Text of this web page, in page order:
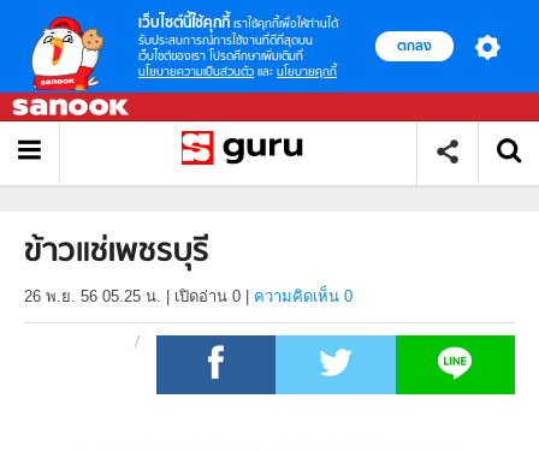
เว็บไซต์นี้ใช้คุกกี้ เราใช้คุกกี้เพื่อให้ท่านได้
รับประสบการณ์การใช้งานที่ดีที่สุดบน
เว็บไซต์ของเรา โปรดศึกษาเพิ่มเติมที่
นโยบายความเป็นส่วนตัว และ นโยบายคุกกี้
ตกลง
ข้าวแช่เพชรบุรี
26 พ.ย. 56 05.25 น. เปิดอ่าน 0 ความคิดเห็น 0